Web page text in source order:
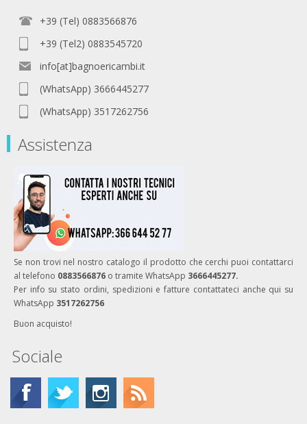
+39 (Tel) 0883566876
+39 (Tel2) 0883545720
info[at]bagnoericambi.it
(WhatsApp) 3666445277
(WhatsApp) 3517262756
Assistenza
Se non trovi nel nostro catalogo il prodotto che cerchi puoi contattarci
al telefono 0883566876 o tramite WhatsApp 3666445277.
Per info su stato ordini, spedizioni e fatture contattateci anche qui su
WhatsApp 3517262756
Buon acquisto!
Sociale